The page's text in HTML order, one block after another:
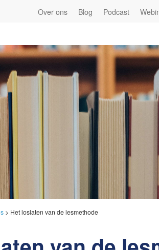
Over ons Blog Podcast
> Het loslaten van de lesmethode